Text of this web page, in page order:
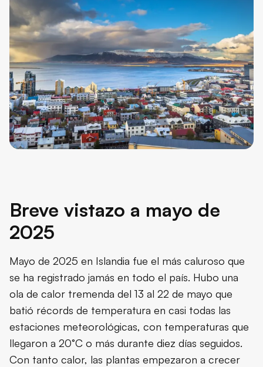
Breve vistazo a mayo de
2025
Mayo de 2025 en Islandia fue el más caluroso que
se ha registrado jamás en todo el país. Hubo una
ola de calor tremenda del 13 al 22 de mayo que
batió récords de temperatura en casi todas las
estaciones meteorológicas, con temperaturas que
llegaron a 20°C o más durante diez días seguidos.
Con tanto calor, las plantas empezaron a crecer